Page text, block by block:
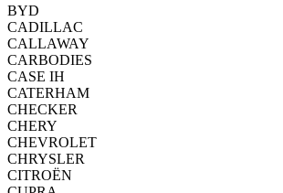
BYD
CADILLAC
CALLAWAY
CARBODIES
CASE IH
CATERHAM
CHECKER
CHERY
CHEVROLET
CHRYSLER
CITROËN